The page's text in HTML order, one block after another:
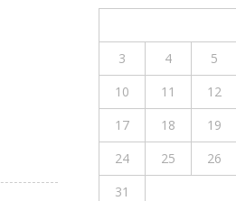
3
4 5
10
11 12
17
18 19
24
25 26
31